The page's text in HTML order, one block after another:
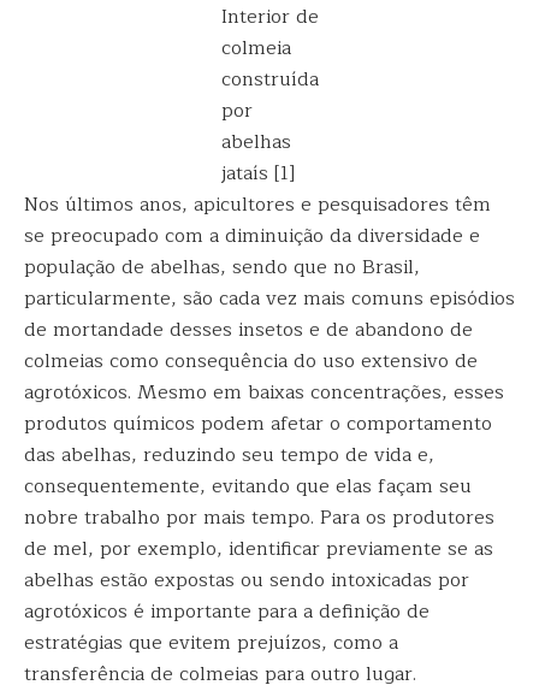
Interior de
colmeia
construída
por
abelhas
jataís [1]
Nos últimos anos, apicultores e pesquisadores têm
se preocupado com a diminuição da diversidade e
população de abelhas, sendo que no Brasil,
particularmente, são cada vez mais comuns episódios
de mortandade desses insetos e de abandono de
colmeias como consequência do uso extensivo de
agrotóxicos. Mesmo em baixas concentrações, esses
produtos químicos podem afetar o comportamento
das abelhas, reduzindo seu tempo de vida e,
consequentemente, evitando que elas façam seu
nobre trabalho por mais tempo. Para os produtores
de mel, por exemplo, identificar previamente se as
abelhas estão expostas ou sendo intoxicadas por
agrotóxicos é importante para a definição de
estratégias que evitem prejuízos, como a
transferência de colmeias para outro lugar.